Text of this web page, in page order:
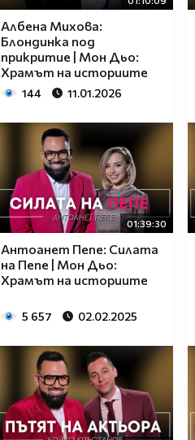
Албена Михова:
Блондинка под
прикритие | Мон Дьо:
Храмът на историите
144 11.01.2026
01:39:30
Антоанет Пепе: Силата
на Пепе | Мон Дьо:
Храмът на историите
5 657 02.02.2025